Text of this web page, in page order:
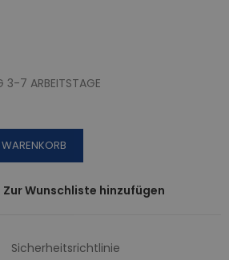
3-7 ARBEITSTAGE
Zur Wunschliste hinzufügen
Sicherheitsrichtlinie